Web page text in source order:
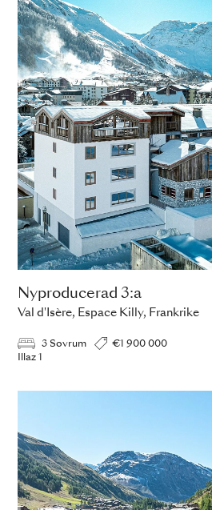
Nyproducerad 3:a
Val d'Isère, Espace Killy, Frankrike
3 Sovrum
€1 900 000
Illaz 1